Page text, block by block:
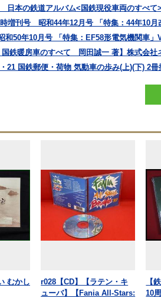
日本の鉄道アルバム<国鉄現役車両のすべ
時増刊号 昭和44年12月号 「特集：44年10
和50年10月号 「特集：EF58形電気機関車」
国鉄暖房車のすべて 岡田誠一 著】株式会社
・21 国鉄郵便・荷物 気動車の歩み(上)(下)
むかし
r028【CD】【ラテン・キ
ューバ】【Fania All-Stars:
【
10